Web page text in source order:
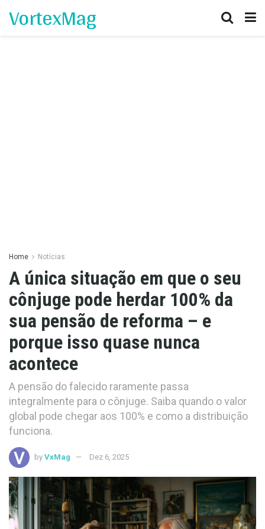
VortexMag
Home Notícias
A única situação em que o seu
cônjuge pode herdar 100% da
sua pensão de reforma – e
porque isso quase nunca
acontece
A pensão do falecido raramente passa
integralmente para o cônjuge. Saiba quando o valor
global pode chegar aos 100% e como a distribuição
funciona.
by VxMag Dez 6, 2025